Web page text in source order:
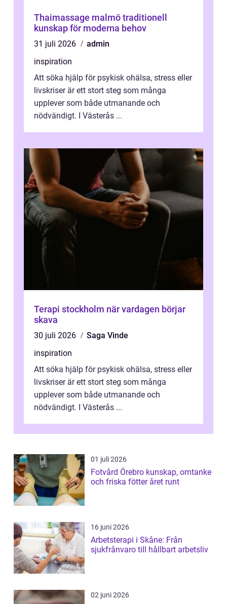
Thaimassage malmö traditionell
kunskap för moderna behov
31 juli 2026
admin
inspiration
Att söka hjälp för psykisk ohälsa, stress eller
livskriser är ett stort steg som många
upplever som både utmanande och
nödvändigt. I Västerås ...
Terapi stockholm när vardagen börjar
skava
30 juli 2026
Saga Vinde
inspiration
Att söka hjälp för psykisk ohälsa, stress eller
livskriser är ett stort steg som många
upplever som både utmanande och
nödvändigt. I Västerås ...
01 juli 2026
Fotvård Örebro kunskap, omtanke
och friska fötter året runt
16 juni 2026
Arbetsterapi i Skåne: Från
sjukfrånvaro till hållbart arbetsliv
02 juni 2026